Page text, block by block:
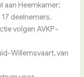
aan Heemkamer;
deelnemers.
volgen AVKP-
Willemsvaart, van